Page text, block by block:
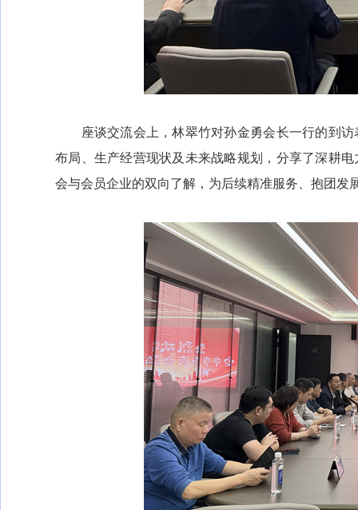
座谈交流会上，林翠竹对孙金勇会长一行的到访
布局、生产经营现状及未来战略规划，分享了深耕
会与会员企业的双向了解，为后续精准服务、抱团发